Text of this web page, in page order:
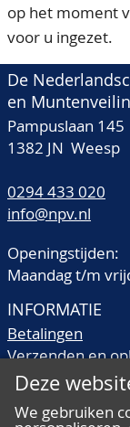
op het moment
voor u ingezet.
De
en
Pampuslaan 145
1382 JN Weesp
0294 433 020
info@npv.nl
Openingstijden:
Maandag t/m
INFORMATIE
Betalingen
Verzenden en
Veilingtermen
Deze
We gebruiken